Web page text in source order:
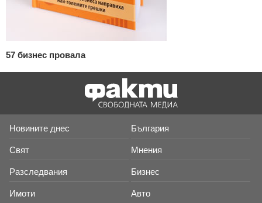
57 бизнес провала
Новините днес България
Свят Мнения
Разследвания Бизнес
Имоти Авто